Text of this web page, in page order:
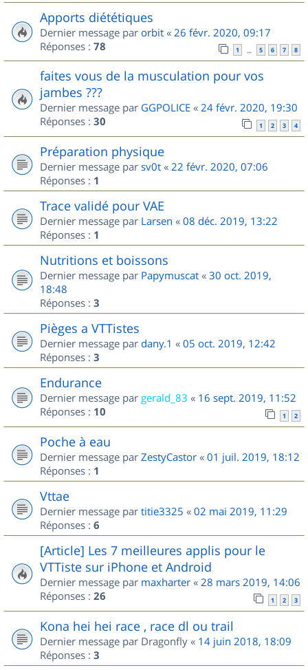
Apports diététiques
Dernier message par orbit « 26 févr. 2020, 09:17
Réponses : 78 1 … 5 6 7 8
faites vous de la musculation pour vos
jambes ???
Dernier message par GGPOLICE « 24 févr. 2020, 19:30
Réponses : 30 1 2 3 4
Préparation physique
Dernier message par sv0t « 22 févr. 2020, 07:06
Réponses : 1
Trace validé pour VAE
Dernier message par Larsen « 08 déc. 2019, 13:22
Réponses : 1
Nutritions et boissons
Dernier message par Papymuscat « 30 oct. 2019,
18:48
Réponses : 3
Pièges a VTTistes
Dernier message par dany.1 « 05 oct. 2019, 12:42
Réponses : 3
Endurance
Dernier message par gerald_83 « 16 sept. 2019, 11:52
Réponses : 10 1 2
Poche à eau
Dernier message par ZestyCastor « 01 juil. 2019, 18:12
Réponses : 1
Vttae
Dernier message par titie3325 « 02 mai 2019, 11:29
Réponses : 6
[Article] Les 7 meilleures applis pour le
VTTiste sur iPhone et Android
Dernier message par maxharter « 28 mars 2019, 14:06
Réponses : 26 1 2 3
Kona hei hei race , race dl ou trail
Dernier message par Dragonfly « 14 juin 2018, 18:09
Réponses : 3